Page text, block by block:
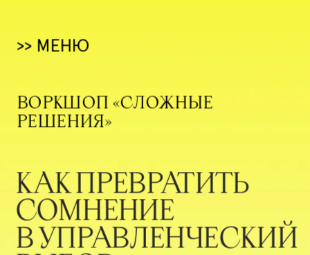
>> МЕНЮ
КАК ПРЕВРАТИТЬ
СОМНЕНИЕ
В УПРАВЛЕНЧЕСКИЙ
ВОРКШОП «СЛОЖНЫЕ
РЕШЕНИЯ»